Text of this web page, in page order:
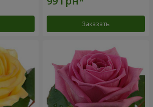
Заказать